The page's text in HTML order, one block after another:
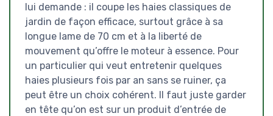
lui demande : il coupe les haies classiques de
jardin de façon efficace, surtout grâce à sa
longue lame de 70 cm et à la liberté de
mouvement qu’offre le moteur à essence. Pour
un particulier qui veut entretenir quelques
haies plusieurs fois par an sans se ruiner, ça
peut être un choix cohérent. Il faut juste garder
en tête qu’on est sur un produit d’entrée de